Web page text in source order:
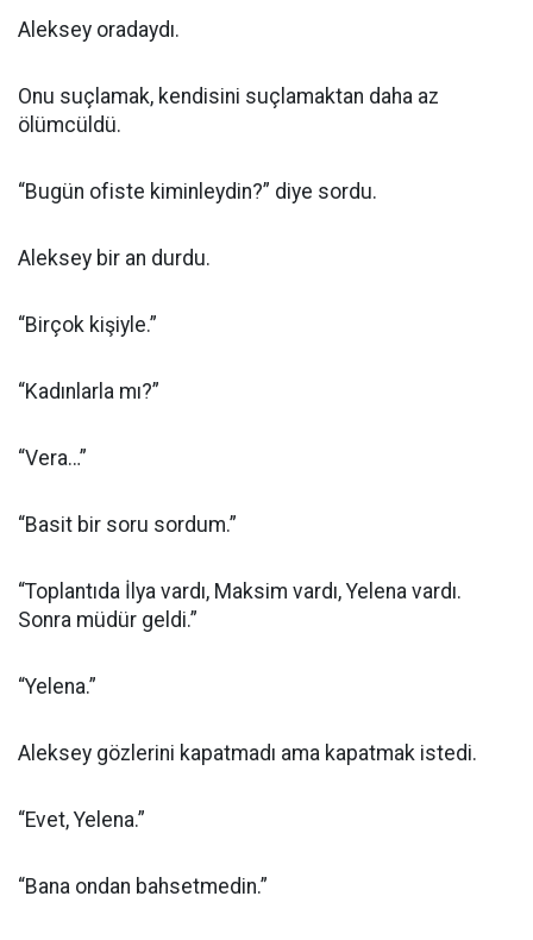
Aleksey oradaydı.
Onu suçlamak, kendisini suçlamaktan daha az
ölümcüldü.
“Bugün ofiste kiminleydin?” diye sordu.
Aleksey bir an durdu.
“Birçok kişiyle.”
“Kadınlarla mı?”
“Vera…”
“Basit bir soru sordum.”
“Toplantıda İlya vardı, Maksim vardı, Yelena vardı.
Sonra müdür geldi.”
“Yelena.”
Aleksey gözlerini kapatmadı ama kapatmak istedi.
“Evet, Yelena.”
“Bana ondan bahsetmedin.”